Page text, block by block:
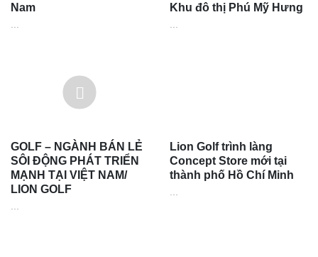
Nam
Khu đô thị Phú Mỹ Hưng
GOLF – NGÀNH BÁN LẺ
SÔI ĐỘNG PHÁT TRIỂN
MẠNH TẠI VIỆT NAM/
LION GOLF
...
Lion Golf trình làng
Concept Store mới tại
thành phố Hồ Chí Minh
...